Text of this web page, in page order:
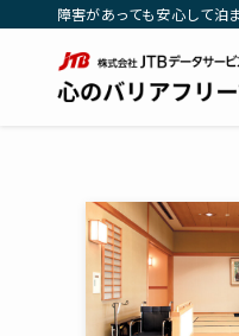
障害があっても安心して泊